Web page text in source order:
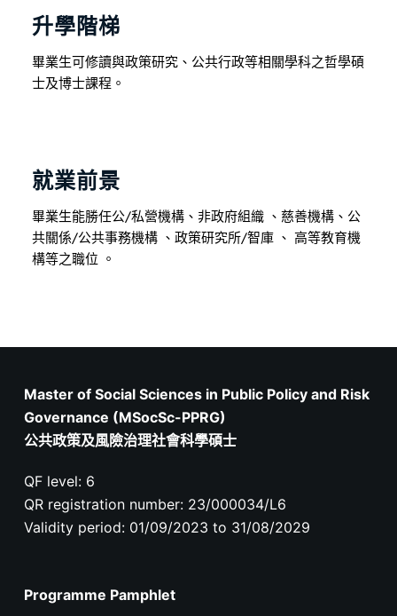
升學階梯
畢業生可修讀與政策研究、公共行政等相關學科之哲學碩
士及博士課程。
就業前景
畢業生能勝任公/私營機構、非政府組織 、慈善機構、公
共關係/公共事務機構 、政策研究所/智庫 、 高等教育機
構等之職位 。
Master of Social Sciences in Public Policy and Risk
Governance (MSocSc-PPRG)
公共政策及風險治理社會科學碩士
QF level: 6
QR registration number: 23/000034/L6
Validity period: 01/09/2023 to 31/08/2029
Programme Pamphlet